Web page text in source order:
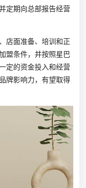
定期向总部报告经营
店面准备、培训和正
盟条件，并按照星巴
定的资金投入和经营
牌影响力，有望取得